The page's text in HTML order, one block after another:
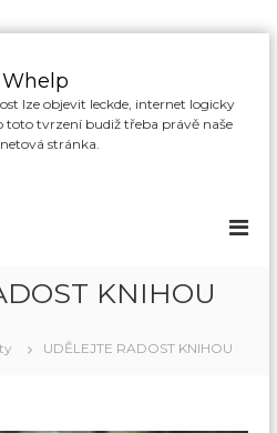
Whelp
lze objevit leckde, internet logicky
toto tvrzení budiž třeba právě naše
stránka.
KNIHOU
UDĚLEJTE RADOST KNIHOU